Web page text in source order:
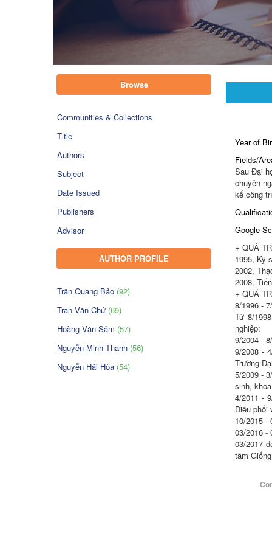
Browse
Communities & Collections
Title
Authors
Subject
Date Issued
Publishers
Advisor
AUTHOR PROFILE
Trần Quang Bảo (92)
Trần Văn Chứ (69)
Hoàng Văn Sâm (57)
Nguyễn Minh Thanh (56)
Nguyễn Hải Hòa (54)
Year of
Fields/
Sau Đại
chuyên
kế công
Google
+ QUÁ
1995, Kỹ
2002,
2008,
+ QUÁ
8/1996 -
Từ 8/
nghiệp;
9/2004 -
9/2008 -
Trường
5/2009 -
sinh,
4/2011 -
Điều phối
10/2015 -
03/2016 -
03/2017
tâm